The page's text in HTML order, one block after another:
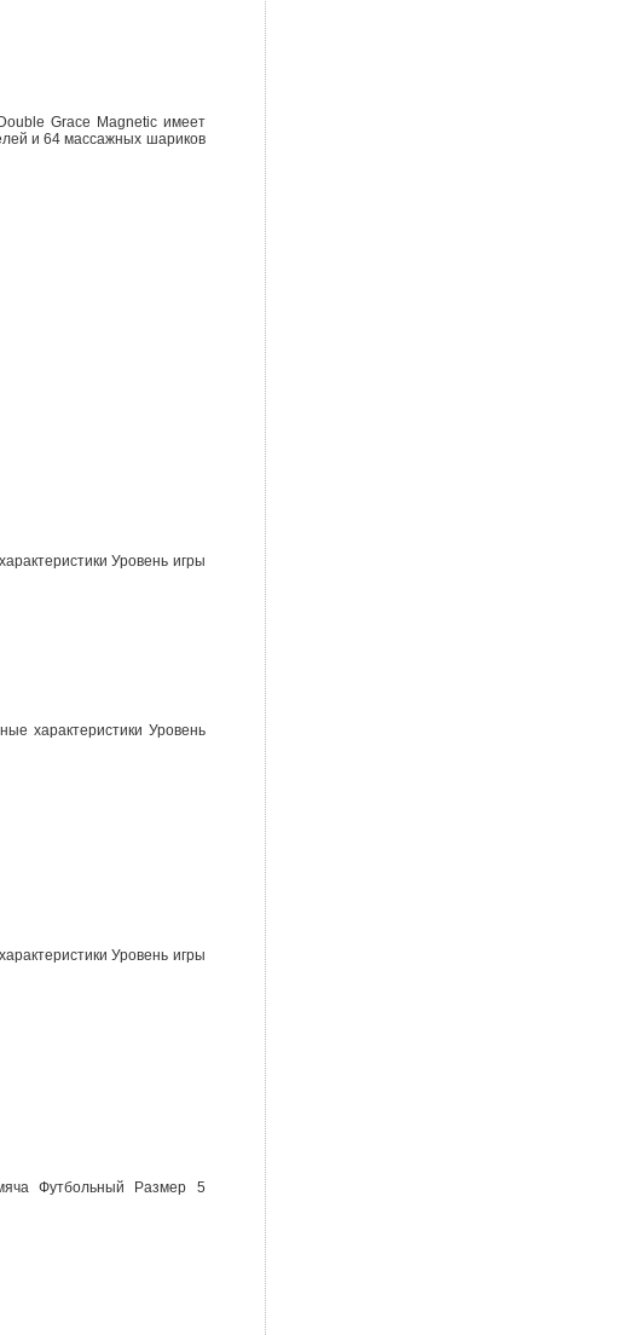
Grace Magnetic имеет
и 64 массажных шариков
Уровень игры
характеристики Уровень
Уровень игры
Футбольный Размер 5